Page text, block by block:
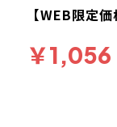
【WEB限定
￥1,056